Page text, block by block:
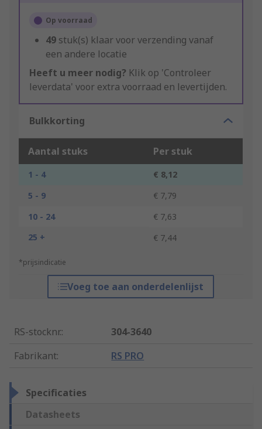
Op voorraad
49 stuk(s) klaar voor verzending vanaf
een andere locatie
Heeft u meer nodig? Klik op 'Controleer
leverdata' voor extra voorraad en levertijden.
Bulkkorting
Aantal stuks Per stuk
1 - 4
€ 8,12
5 - 9
€ 7,79
10 - 24
€ 7,63
25 +
€ 7,44
*prijsindicatie
Voeg toe aan onderdelenlijst
RS-stocknr.:
304-3640
Fabrikant: RS PRO
Specificaties
Datasheets